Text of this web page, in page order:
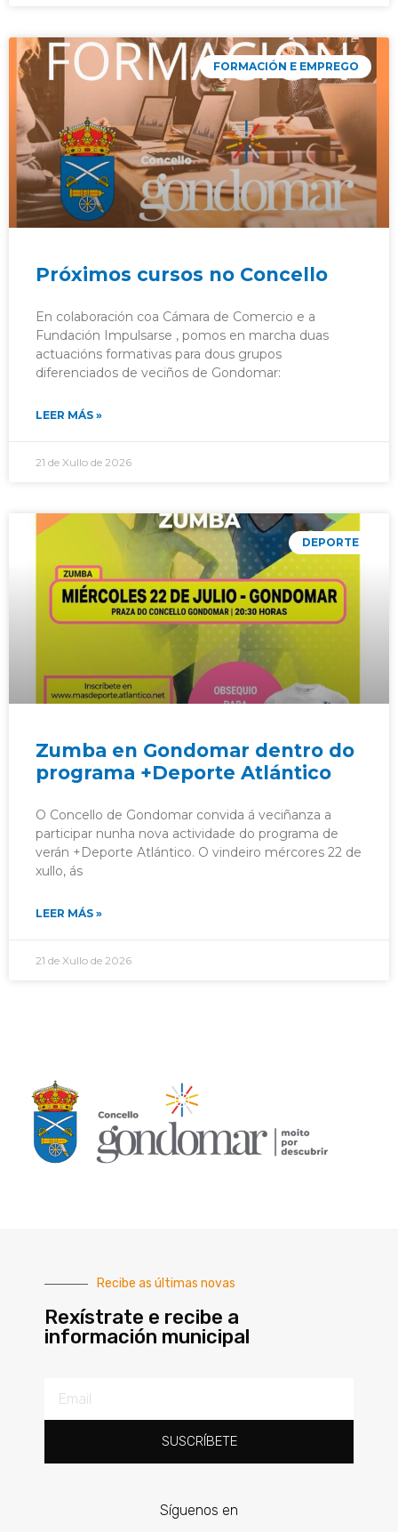
FORMACIÓN E EMPREGO
Próximos cursos no Concello
En colaboración coa Cámara de Comercio e a
Fundación Impulsarse , pomos en marcha duas
actuacións formativas para dous grupos
diferenciados de veciños de Gondomar:
LEER MÁS »
21 de Xullo de 2026
DEPORTE
Zumba en Gondomar dentro do
programa +Deporte Atlántico
O Concello de Gondomar convida á veciñanza a
participar nunha nova actividade do programa de
verán +Deporte Atlántico. O vindeiro mércores 22 de
xullo, ás
LEER MÁS »
21 de Xullo de 2026
Recibe as últimas novas
Rexístrate e recibe a
información municipal
SUSCRÍBETE
Síguenos en